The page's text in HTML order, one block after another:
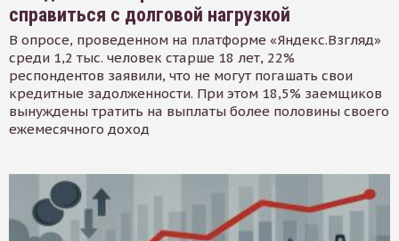
справиться с долговой нагрузкой
В опросе, проведенном на платформе «Яндекс.Взгляд»
среди 1,2 тыс. человек старше 18 лет, 22%
респондентов заявили, что не могут погашать свои
кредитные задолженности. При этом 18,5% заемщиков
вынуждены тратить на выплаты более половины своего
ежемесячного доход